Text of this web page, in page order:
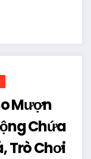
Mượn
Chứa
Trò Chơi